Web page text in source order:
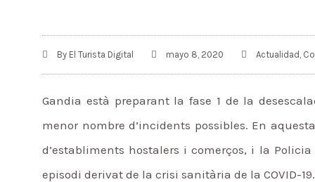
By El Turista Digital mayo 8, 2020 Actualidad
Gandia està preparant la fase 1 de la
menor nombre d’incidents possibles. En
d’establiments hostalers i comerços, i la
episodi derivat de la crisi sanitària de la COVID-19.